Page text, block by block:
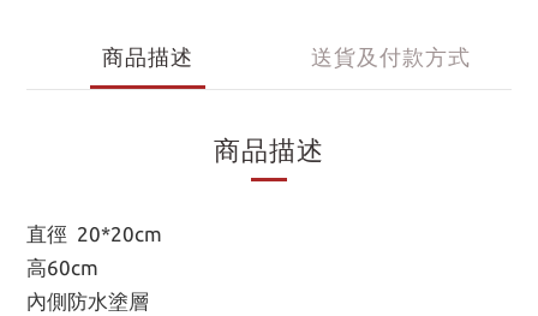
商品描述 送貨及付款方式
商品描述
直徑 20*20cm
高60cm
內側防水塗層